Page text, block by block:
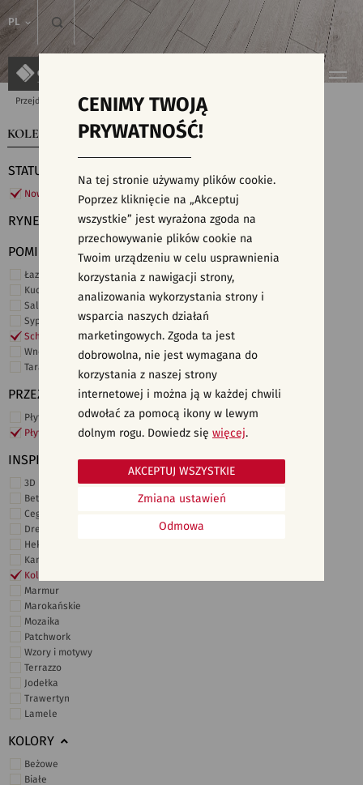
PL
Przejdź do strony głównej Kolekcje
KOLEKCJE WYSZUKIWARKA PŁYTEK
STATUS
Nowości
RYNEK
POMIESZCZENIE
Łazienka
Kuchnia
Salon i hol
Sypialnia
Schody
Wnętrza komercyjne
Taras i ogród
PRZEZNACZENIE
Płytki ścienne
Płytki podłogowe
INSPIRACJE
3D i struktury
Beton
Cegiełki
Drewno
Heksagonalne
Kamień
Kolor
Marmur
Marokańskie
Mozaika
Patchwork
Wzory i motywy
Terrazzo
Jodełka
Trawertyn
Lamele
KOLORY
Beżowe
Białe
CENIMY TWOJĄ
PRYWATNOŚĆ!
Na tej stronie używamy plików cookie.
Poprzez kliknięcie na „Akceptuj
wszystkie” jest wyrażona zgoda na
przechowywanie plików cookie na
Twoim urządzeniu w celu usprawnienia
korzystania z nawigacji strony,
analizowania wykorzystania strony i
wsparcia naszych działań
marketingowych. Zgoda ta jest
dobrowolna, nie jest wymagana do
korzystania z naszej strony
internetowej i można ją w każdej chwili
odwołać za pomocą ikony w lewym
dolnym rogu. Dowiedz się więcej.
Odmowa
Zmiana ustawień
AKCEPTUJ WSZYSTKIE